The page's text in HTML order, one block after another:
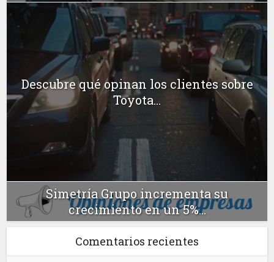
Descubre qué opinan los clientes sobre
Toyota...
Simetría Grupo incrementa su
crecimiento en un 5%...
Comentarios recientes